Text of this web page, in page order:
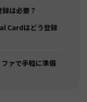
は必要？
Cardはどう登録
ァで手軽に準備